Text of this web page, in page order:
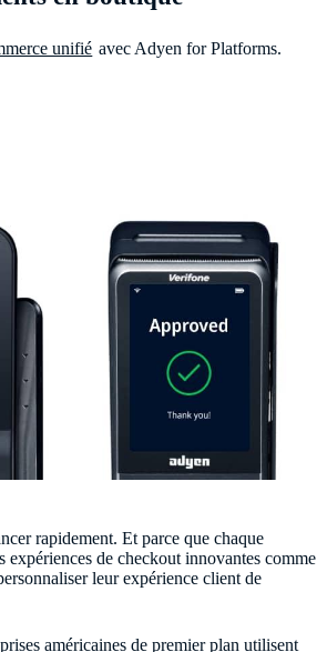
unifié avec Adyen for Platforms.
rapidement. Et parce que chaque
de checkout innovantes comme
leur expérience client de
américaines de premier plan utilisent